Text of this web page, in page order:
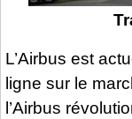
L’Airbus est
ligne sur le
l’Airbus